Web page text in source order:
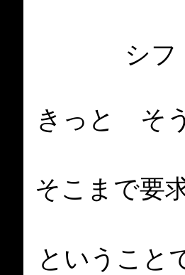
シ
きっと そ
そこまで要
ということ